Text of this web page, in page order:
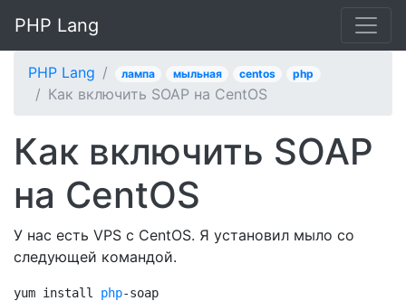
PHP Lang
PHP Lang лампа мыльная centos php
Как включить SOAP на CentOS
Как включить SOAP
на CentOS
У нас есть VPS с CentOS. Я установил мыло со
следующей командой.
yum install php-soap